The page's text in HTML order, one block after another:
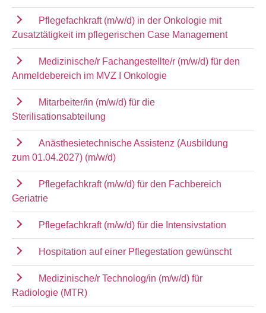
Pflegefachkraft (m/w/d) in der Onkologie mit
Zusatztätigkeit im pflegerischen Case Management
Medizinische/r Fachangestellte/r (m/w/d) für den
Anmeldebereich im MVZ I Onkologie
Mitarbeiter/in (m/w/d) für die
Sterilisationsabteilung
Anästhesietechnische Assistenz (Ausbildung
zum 01.04.2027) (m/w/d)
Pflegefachkraft (m/w/d) für den Fachbereich
Geriatrie
Pflegefachkraft (m/w/d) für die Intensivstation
Hospitation auf einer Pflegestation gewünscht
Medizinische/r Technolog/in (m/w/d) für
Radiologie (MTR)